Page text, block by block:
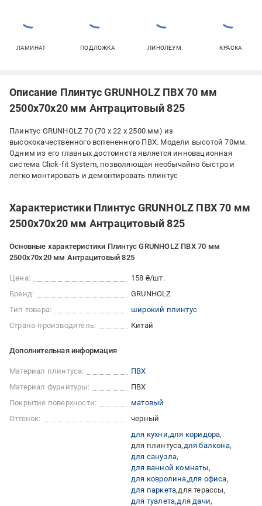
ЛАМИНАТ ПОДЛОЖКА ЛИНОЛЕУМ КРАСКА
Описание Плинтус GRUNHOLZ ПВХ 70 мм
2500х70х20 мм Антрацитовый 825
Плинтус GRUNHOLZ 70 (70 х 22 х 2500 мм) из
высококачественного вспененного ПВХ. Модели высотой 70мм.
Одним из его главных достоинств является инновационная
система Click-fit System, позволяющая необычайно быстро и
легко монтировать и демонтировать плинтуc
Характеристики Плинтус GRUNHOLZ ПВХ 70 мм
2500х70х20 мм Антрацитовый 825
Основные характеристики Плинтус GRUNHOLZ ПВХ 70 мм
2500х70х20 мм Антрацитовый 825
Цена:
158 ₴/шт.
Бренд:
GRUNHOLZ
Тип товара:
широкий плинтус
Страна-производитель:
Китай
Дополнительная информация
Материал плинтуса:
ПВХ
Материал фурнитуры:
ПВХ
Покрытие поверхности:
матовый
Оттенок:
черный
для кухни для коридора
для плинтуса для балкона
для санузла
для ванной комнаты
для ковролина для офиса
для паркета для терассы
для туалета для дачи